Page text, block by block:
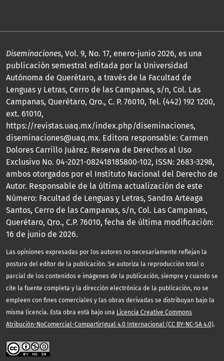
Diseminaciones, Vol. 9, No. 17, enero-junio 2026, es una
publicación semestral editada por la Universidad
Autónoma de Querétaro, a través de la Facultad de
Lenguas y Letras, Cerro de las Campanas, s/n, Col. Las
Campanas, Querétaro, Qro., C. P. 76010, Tel. (442) 192 1200,
ext. 61010,
https://revistas.uaq.mx/index.php/diseminaciones,
diseminaciones@uaq.mx. Editora responsable: Carmen
Dolores Carrillo Juárez. Reserva de Derechos al Uso
Exclusivo No. 04-2021-082418185800-102, ISSN: 2683-3298,
ambos otorgados por el Instituto Nacional del Derecho de
Autor. Responsable de la última actualización de este
Número: Facultad de Lenguas y Letras, Sandra Arteaga
Santos, Cerro de las Campanas, s/n, Col. Las Campanas,
Querétaro, Qro., C.P. 76010, fecha de última modificación:
16 de junio de 2026.
Las opiniones expresadas por los autores no necesariamente reflejan la
postura del editor de la publicación. Se autoriza la reproducción total o
parcial de los contenidos e imágenes de la publicación, siempre y cuando se
cite la fuente completa y la dirección electrónica de la publicación, no se
empleen con fines comerciales y las obras derivadas se distribuyan bajo la
misma licencia. Esta obra está bajo una Licencia Creative Commons
Atribución-NoComercial-CompartirIgual 4.0 Internacional (CC BY-NC-SA 4.0).